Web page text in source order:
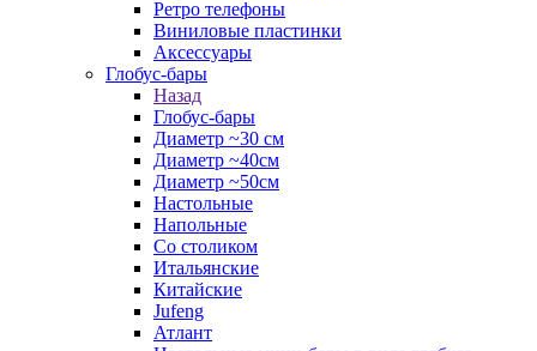
Ретро телефоны
Виниловые пластинки
Аксессуары
Глобус-бары
Назад
Глобус-бары
Диаметр ~30 см
Диаметр ~40см
Диаметр ~50см
Настольные
Напольные
Со столиком
Итальянские
Китайские
Jufeng
Атлант